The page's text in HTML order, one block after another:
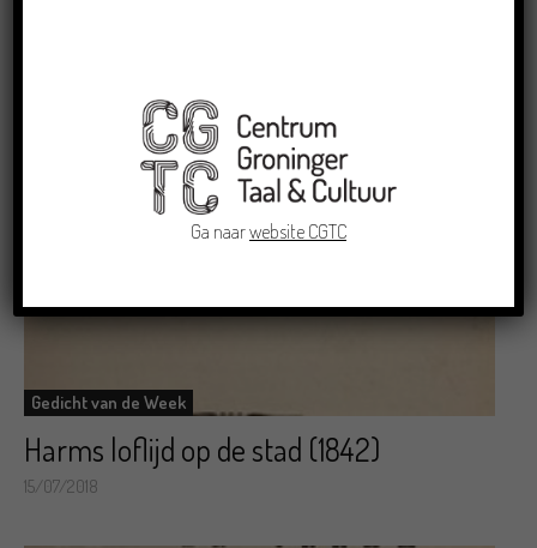
Gedicht van de Week
Harms loflijd op de stad (1842)
15/07/2018
Ga naarwebsite CGTC